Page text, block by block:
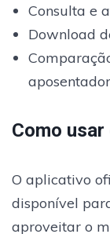
Consulta e
Download
Como
O aplicativo
disponível
aproveitar o